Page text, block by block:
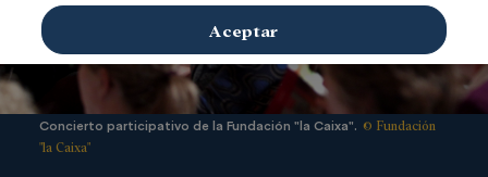
Concierto participativo de la Fundación "la Caixa". © Fundación
"la Caixa"
Aceptar